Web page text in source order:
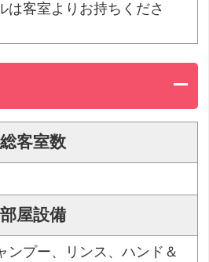
は客室よりお持ちくださ
総客室数
部屋設備
ンプー、リンス、ハンド＆